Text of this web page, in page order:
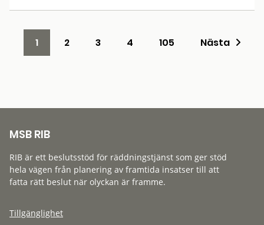
1 2 3 4 105 Nästa
MSB RIB
RIB är ett beslutsstöd för räddningstjänst som ger stöd
hela vägen från planering av framtida insatser till att
fatta rätt beslut när olyckan är framme.
Tillgänglighet